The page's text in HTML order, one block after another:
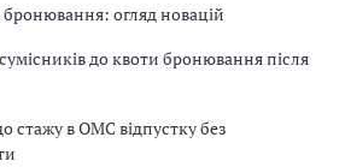
огляд новацій
до квоти бронювання після
стажу в ОМС відпустку без